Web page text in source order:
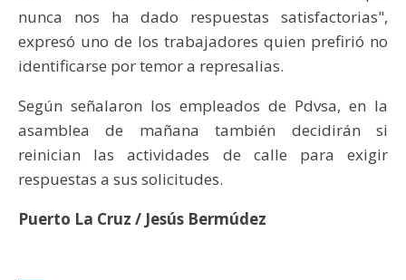
nunca nos ha dado respuestas satisfactorias",
expresó uno de los trabajadores quien prefirió no
identificarse por temor a represalias.
Según señalaron los empleados de Pdvsa, en la
asamblea de mañana también decidirán si
reinician las actividades de calle para exigir
respuestas a sus solicitudes.
Puerto La Cruz / Jesús Bermúdez